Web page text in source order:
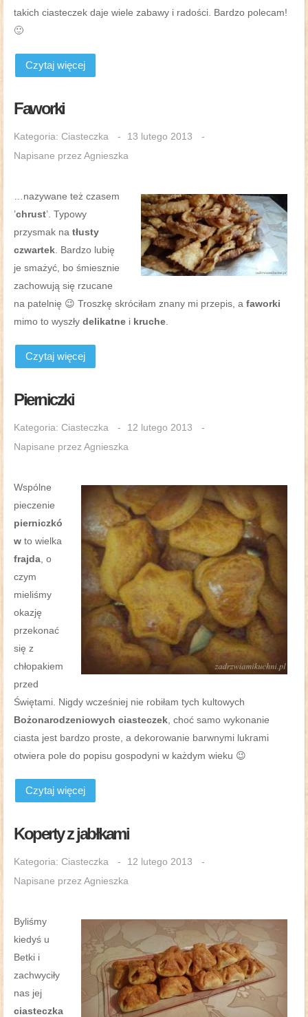
takich ciasteczek daje wiele zabawy i radości. Bardzo polecam!
🙂
Czytaj więcej
Faworki
Kategoria: Ciasteczka
13 lutego 2013
Napisane przez Agnieszka
…nazywane też czasem
’chrust’. Typowy
przysmak na tłusty
czwartek . Bardzo lubię
je smażyć, bo śmiesznie
zachowują się rzucane
na patelnię 😉 Troszkę skróciłam znany mi przepis, a faworki
mimo to wyszły delikatne i kruche
Czytaj więcej
Pierniczki
Kategoria: Ciasteczka
12 lutego 2013
Napisane przez Agnieszka
Wspólne
pieczenie
pierniczkó
w to wielka
frajda , o
czym
mieliśmy
okazję
przekonać
się z
chłopakiem
przed
Świętami. Nigdy wcześniej nie robiłam tych kultowych
Bożonarodzeniowych ciasteczek , choć samo wykonanie
ciasta jest bardzo proste, a dekorowanie barwnymi lukrami
otwiera pole do popisu gospodyni w każdym wieku 😉
Czytaj więcej
Koperty z jabłkami
Kategoria: Ciasteczka
12 lutego 2013
Napisane przez Agnieszka
Byliśmy
kiedyś u
Betki i
zachwyciły
nas jej
ciasteczka